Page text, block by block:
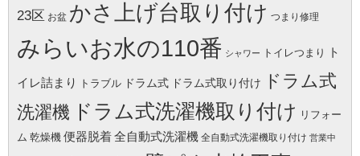
23区 お盆 かさ上げ台取り付け つまり修理
みらいお水の110番 シャワー トイレつまり ト
イレ詰まり トラブル ドラム式 ドラム式取り付け
ドラム式
洗濯機 ドラム式洗濯機取り付け リフォー
ム 乾燥機 便器脱着全自動式洗濯機 全自動式洗濯機取り付け 営業中